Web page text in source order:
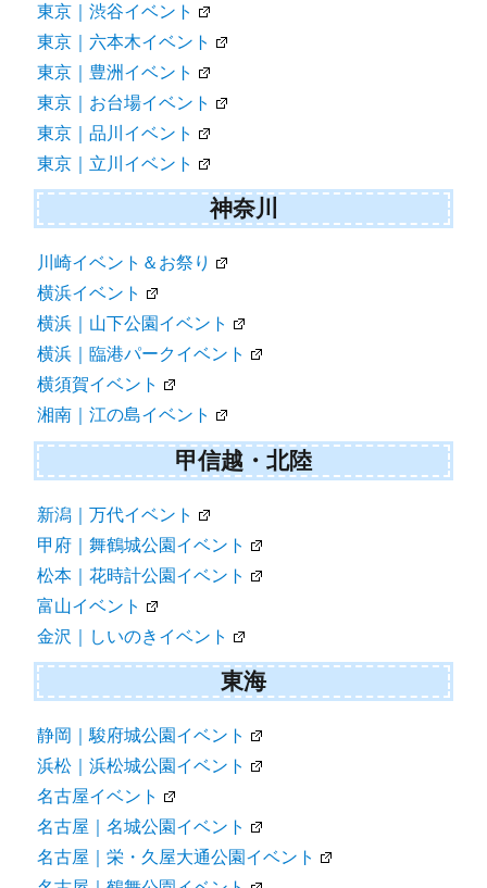
東京｜渋谷イベント
東京｜六本木イベント
東京｜豊洲イベント
東京｜お台場イベント
東京｜品川イベント
東京｜立川イベント
神奈川
川崎イベント＆お祭り
横浜イベント
横浜｜山下公園イベント
横浜｜臨港パークイベント
横須賀イベント
湘南｜江の島イベント
甲信越・北陸
新潟｜万代イベント
甲府｜舞鶴城公園イベント
松本｜花時計公園イベント
富山イベント
金沢｜しいのきイベント
東海
静岡｜駿府城公園イベント
浜松｜浜松城公園イベント
名古屋イベント
名古屋｜名城公園イベント
名古屋｜栄・久屋大通公園イベント